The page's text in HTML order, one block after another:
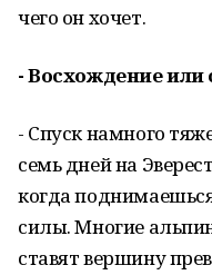
чего он хочет.
- Восхождение или
- Спуск намного
семь дней на
когда
силы. Многие
ставят вершину